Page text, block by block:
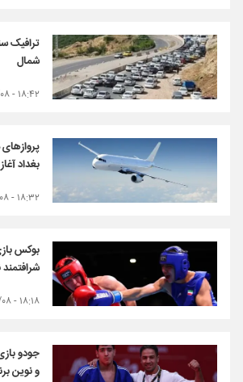
ترافیک
شمال
۱۸:۴۲ - ۱۴۰۴/۰۸/۰۸
بغداد
۱۸:۳۲ - ۱۴۰۴/۰۸/۰۸
بوکس
۱۸:۱۸ - ۱۴۰۴/۰۸/۰۸
جودو
و نوین